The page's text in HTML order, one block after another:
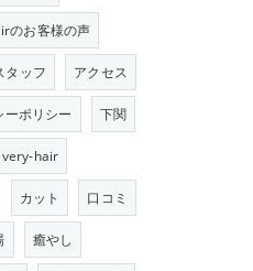
のお客様の声
タッフ アクセス
ーポリシー 下関
hair
カット 口コミ
癒やし